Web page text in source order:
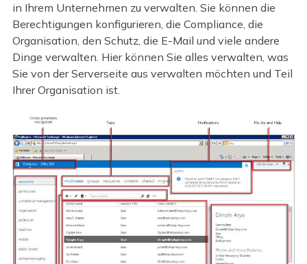
in Ihrem Unternehmen zu verwalten. Sie können die
Berechtigungen konfigurieren, die Compliance, die
Organisation, den Schutz, die E-Mail und viele andere
Dinge verwalten. Hier können Sie alles verwalten, was
Sie von der Serverseite aus verwalten möchten und Teil
Ihrer Organisation ist.